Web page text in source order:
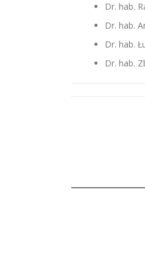
Dr. hab.
Dr. hab.
Dr. hab.
Dr. hab.